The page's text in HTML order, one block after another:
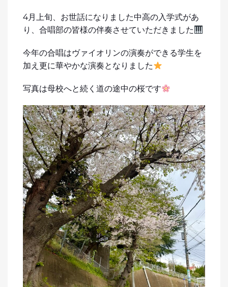
4月上旬、お世話になりました中高の入学式があ
り、合唱部の皆様の伴奏させていただきました
今年の合唱はヴァイオリンの演奏ができる学生を
加え更に華やかな演奏となりました
写真は母校へと続く道の途中の桜です